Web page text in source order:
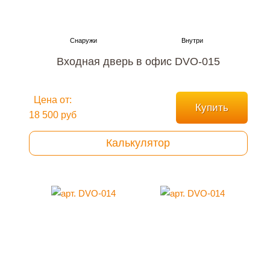
Входная дверь в офис DVO-015
Цена от:
18 500 руб
Купить
Калькулятор